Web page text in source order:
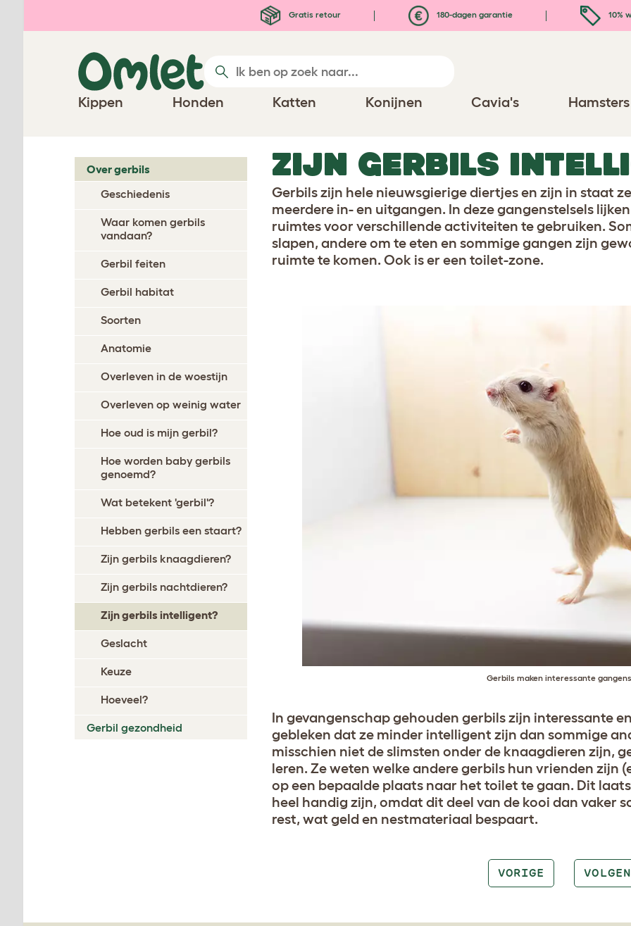
Gratis retour 180-dagen garantie 10%
Kippen Honden Katten Konijnen Cavia's Hamsters
Over gerbils
Geschiedenis
Waar komen gerbils
vandaan?
Gerbil feiten
Gerbil habitat
Soorten
Anatomie
Overleven in de woestijn
Overleven op weinig water
Hoe oud is mijn gerbil?
Hoe worden baby gerbils
genoemd?
Wat betekent 'gerbil'?
Hebben gerbils een staart?
Zijn gerbils knaagdieren?
Zijn gerbils nachtdieren?
Zijn gerbils intelligent?
Geslacht
Keuze
Hoeveel?
Gerbil gezondheid
ZIJN GERBILS
Gerbils zijn hele nieuwsgierige diertjes en zijn in staat
meerdere in- en uitgangen. In deze gangenstelsels
ruimtes voor verschillende activiteiten te gebruiken.
slapen, andere om te eten en sommige gangen zijn
ruimte te komen. Ook is er een toilet-zone.
Gerbils maken interessante
In gevangenschap gehouden gerbils zijn interessante
gebleken dat ze minder intelligent zijn dan sommige
misschien niet de slimsten onder de knaagdieren zijn,
leren. Ze weten welke andere gerbils hun vrienden zijn
op een bepaalde plaats naar het toilet te gaan. Dit
heel handig zijn, omdat dit deel van de kooi dan vaker
rest, wat geld en nestmateriaal bespaart.
VORIGE